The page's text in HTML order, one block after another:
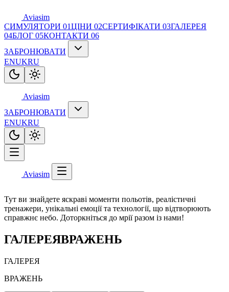
Aviasim
СИМУЛЯТОРИ 01ЦІНИ 02СЕРТИФІКАТИ 03ГАЛЕРЕЯ
04БЛОГ 05КОНТАКТИ 06
ЗАБРОНЮВАТИ
ENUKRU
Aviasim
ЗАБРОНЮВАТИ
ENUKRU
Aviasim
Тут ви знайдете яскраві моменти польотів, реалістичні
тренажери, унікальні емоції та технології, що відтворюють
справжнє небо. Доторкніться до мрії разом із нами!
ГАЛЕРЕЯВРАЖЕНЬ
ГАЛЕРЕЯ
ВРАЖЕНЬ